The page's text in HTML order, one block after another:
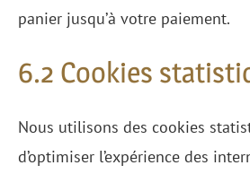
panier jusqu’à votre paiement.
6.2 Cookies
Nous utilisons des cookies
d’optimiser l’expérience des